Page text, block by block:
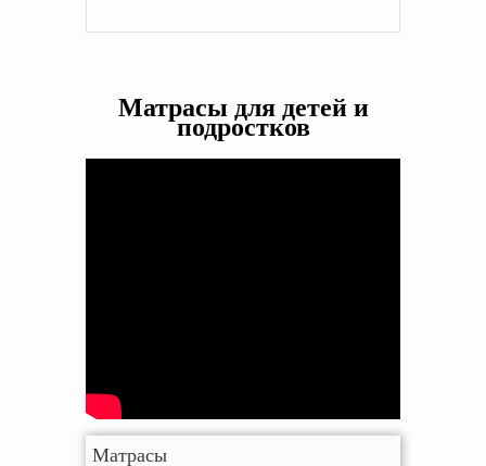
Матрасы для детей и
подростков
Матрасы